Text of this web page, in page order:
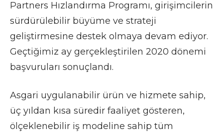
Partners Hızlandırma Programı, girişimcilerin
sürdürülebilir büyüme ve strateji
geliştirmesine destek olmaya devam ediyor.
Geçtiğimiz ay gerçekleştirilen 2020 dönemi
başvuruları sonuçlandı.
Asgari uygulanabilir ürün ve hizmete sahip,
üç yıldan kısa süredir faaliyet gösteren,
ölçeklenebilir iş modeline sahip tüm